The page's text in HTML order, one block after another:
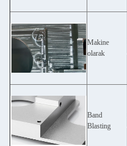
Makine
olarak
Band
Blasting